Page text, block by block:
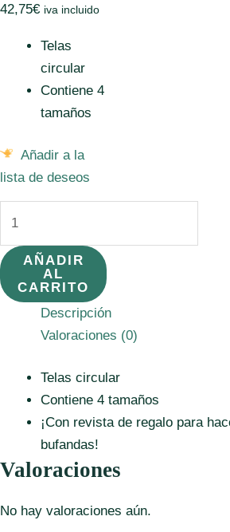
42,75€ iva incluido
Telas
circular
Contiene 4
tamaños
Añadir a la
lista de deseos
cantidadAÑADIR
AL
CARRITO
Descripción
Valoraciones (0)
Telas circular
Contiene 4 tamaños
¡Con revista de regalo para
bufandas!
Valoraciones
No hay valoraciones aún.